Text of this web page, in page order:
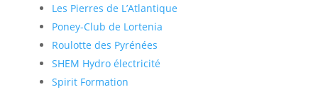
Les Pierres de L’Atlantique
Poney-Club de Lortenia
Roulotte des Pyrénées
SHEM Hydro électricité
Spirit Formation